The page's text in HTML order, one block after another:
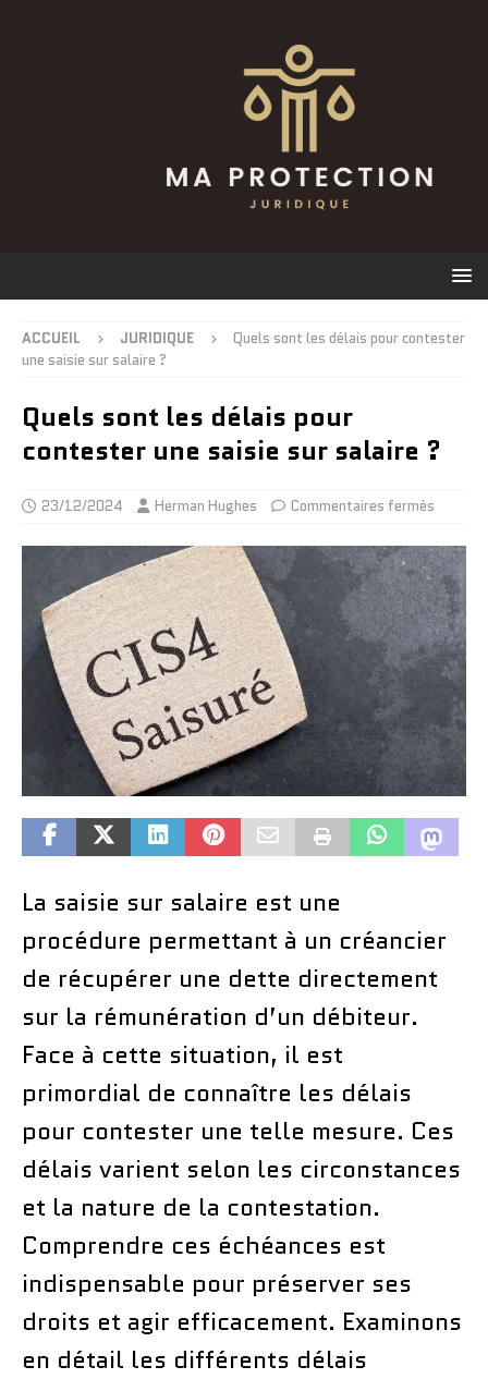
ACCUEIL JURIDIQUE
Quels sont les délais pour contester
une saisie sur salaire ?
Quels sont les délais pour
contester une saisie sur salaire ?
23/12/2024 Herman Hughes Commentaires fermés
La saisie sur salaire est une
procédure permettant à un créancier
de récupérer une dette directement
sur la rémunération d’un débiteur.
Face à cette situation, il est
primordial de connaître les délais
pour contester une telle mesure. Ces
délais varient selon les circonstances
et la nature de la contestation.
Comprendre ces échéances est
indispensable pour préserver ses
droits et agir efficacement. Examinons
en détail les différents délais